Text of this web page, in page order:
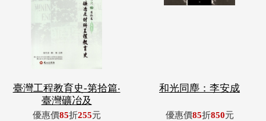
臺灣工程教育史-第拾篇‧
臺灣礦冶及
優惠價85折255元
和光同塵：李安成
優惠價85折850元